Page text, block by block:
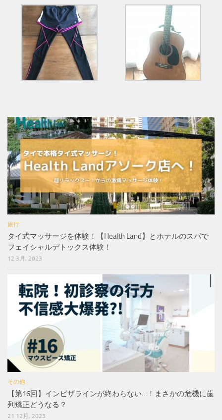
旅行
タイ式マッサージを体験！【Health Land】とホテルのスパで
フェイシャルデトックス体験！
12 3月, 2023
その他
【第16回】インビザラインが終わらない…！まさかの危機に歯
列矯正どうなる？
21 12月, 2023